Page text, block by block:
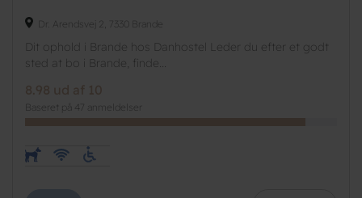
Dr. Arendsvej 2, 7330 Brande
Dit ophold i Brande hos Danhostel Leder du efter et godt
sted at bo i Brande, finde...
8.98 ud af 10
Baseret på 47 anmeldelser